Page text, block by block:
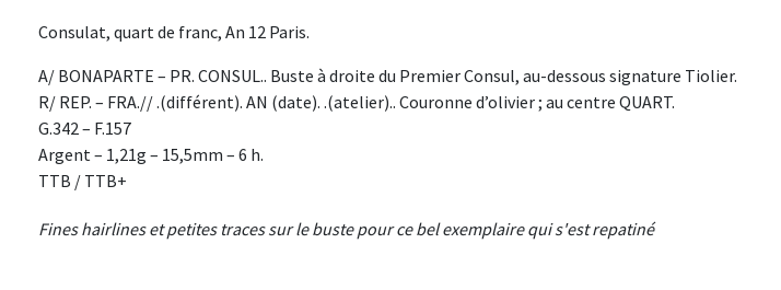
Consulat, quart de franc, An 12 Paris.
A/ BONAPARTE – PR. CONSUL.. Buste à droite du Premier Consul, au-dessous signature Tiolier.
R/ REP. – FRA.// .(différent). AN (date). .(atelier).. Couronne d’olivier ; au centre QUART.
G.342 – F.157
Argent – 1,21g – 15,5mm – 6 h.
TTB / TTB+
Fines hairlines et petites traces sur le buste pour ce bel exemplaire qui s'est repatiné